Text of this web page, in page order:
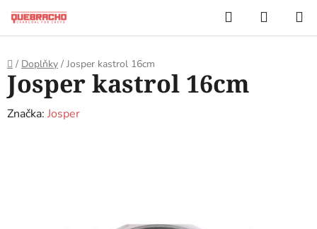
obsah
Hledat
KOŠÍK
Domů
/ Doplňky / Josper kastrol 16cm
Josper kastrol 16cm
Značka: Josper